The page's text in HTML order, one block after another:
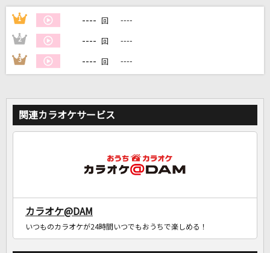
1 ---- 回 ----
2 ---- 回 ----
3 ---- 回 ----
関連カラオケサービス
カラオケ@DAM
いつものカラオケが24時間いつでもおうちで楽しめる！